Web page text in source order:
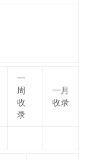
一
周
收
录
一月
收录